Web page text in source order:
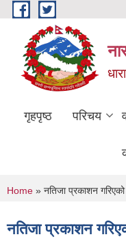
Skip to main content
गृहपृष्ठ परिचय
You are here
Home » नतिजा प्रकाशन गरिएको
नतिजा प्रकाशन